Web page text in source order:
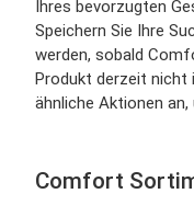
Ihres bevorzugten
Speichern Sie Ihre
werden, sobald
Produkt derzeit nicht
ähnliche Aktionen
Comfort